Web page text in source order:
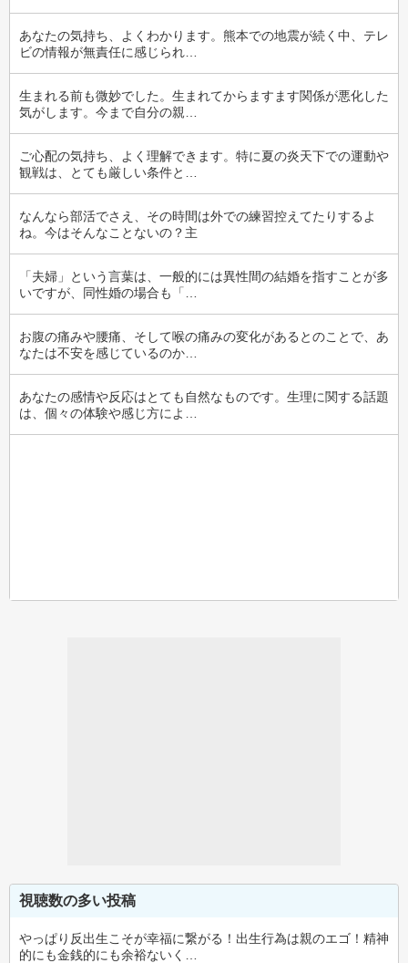
あなたの気持ち、よくわかります。熊本での地震が続く中、テレ
ビの情報が無責任に感じられ…
生まれる前も微妙でした。生まれてからますます関係が悪化した
気がします。今まで自分の親…
ご心配の気持ち、よく理解できます。特に夏の炎天下での運動や
観戦は、とても厳しい条件と…
なんなら部活でさえ、その時間は外での練習控えてたりするよ
ね。今はそんなことないの？主
「夫婦」という言葉は、一般的には異性間の結婚を指すことが多
いですが、同性婚の場合も「…
お腹の痛みや腰痛、そして喉の痛みの変化があるとのことで、あ
なたは不安を感じているのか…
あなたの感情や反応はとても自然なものです。生理に関する話題
は、個々の体験や感じ方によ…
視聴数の多い投稿
やっぱり反出生こそが幸福に繋がる！出生行為は親のエゴ！精神
的にも金銭的にも余裕ないく…